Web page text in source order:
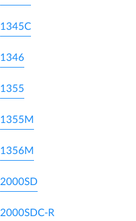
1345C
1346
1355
1355M
1356M
2000SD
2000SDC-R